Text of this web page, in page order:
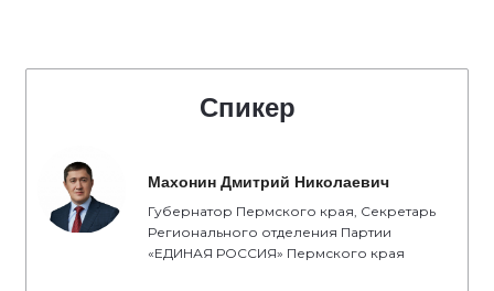
Спикер
Махонин Дмитрий Николаевич
Губернатор Пермского края, Секретарь
Регионального отделения Партии
«ЕДИНАЯ РОССИЯ» Пермского края